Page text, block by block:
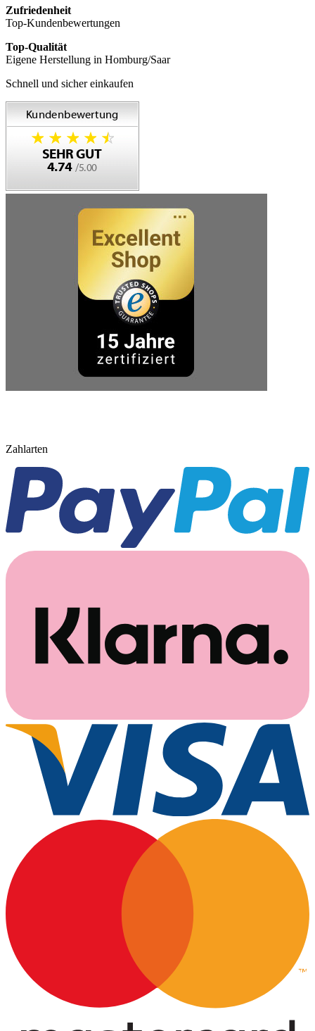
Zufriedenheit
Top-Kundenbewertungen
Top-Qualität
Eigene Herstellung in Homburg/Saar
Schnell und sicher einkaufen
Zahlarten